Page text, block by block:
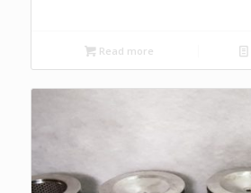
Read more